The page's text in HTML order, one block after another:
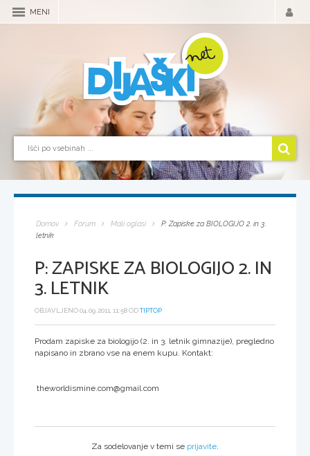
MENI
Domov Forum Mali oglasi
P: Zapiske za BIOLOGIJO 2. in 3.
letnik
P: ZAPISKE ZA BIOLOGIJO 2. IN
3. LETNIK
OBJAVLJENO 04.09.2011, 11:58 ODTIPTOP
Prodam zapiske za biologijo (2. in 3. letnik gimnazije), pregledno
napisano in zbrano vse na enem kupu. Kontakt:
theworldismine.com@gmail.com
Za sodelovanje v temi se prijavite